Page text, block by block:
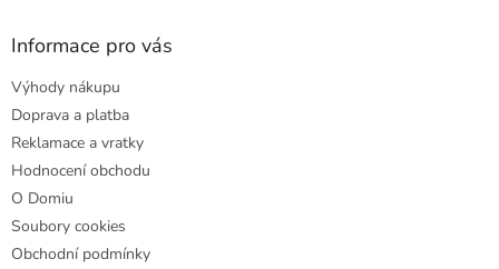
Informace pro vás
Výhody nákupu
Doprava a platba
Reklamace a vratky
Hodnocení obchodu
O Domiu
Soubory cookies
Obchodní podmínky